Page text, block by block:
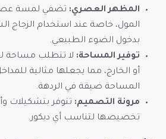
المظهر العصري: تضفي لمسة
المول، خاصة عند استخدام الزجاج
بدخول الضوء الطبيعي.
توفير المساحة: لا تتطلب مساحة
أو الخارج، مما يجعلها مثالية
المساحة ضيقة في الردهة.
مرونة التصميم: تتوفر بتشكيلات
تخصيصها لتناسب أي ديكور.